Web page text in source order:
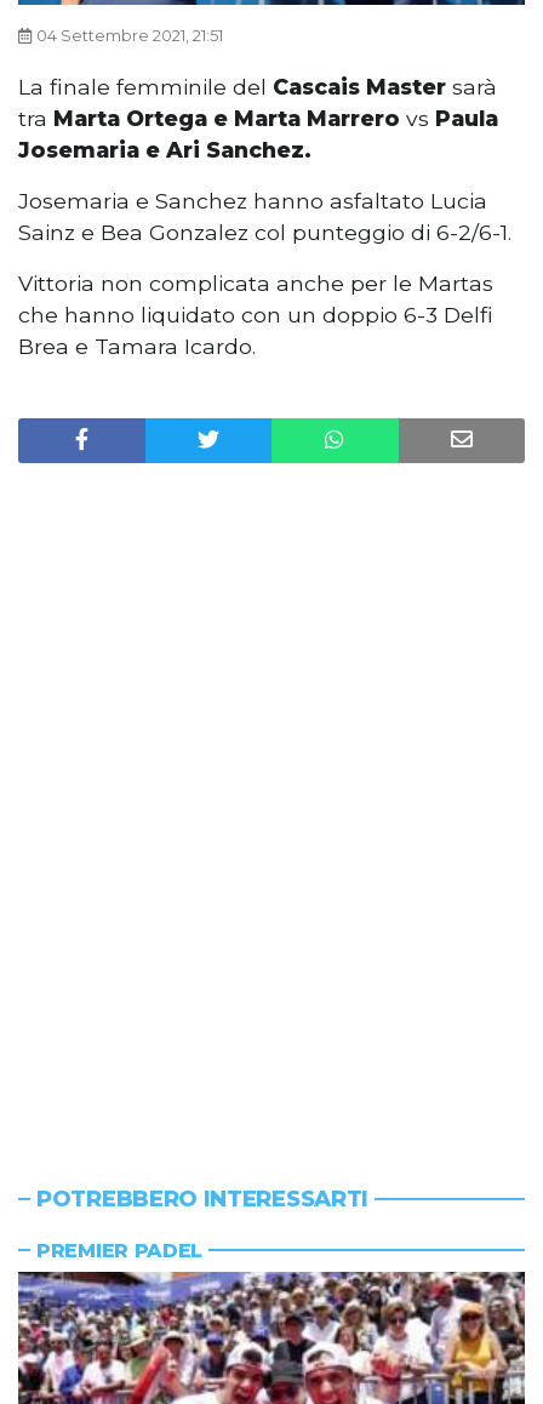
04 Settembre 2021, 21:51
La finale femminile del Cascais Master sarà
tra Marta Ortega e Marta Marrero vs Paula
Josemaria e Ari Sanchez.
Josemaria e Sanchez hanno asfaltato Lucia
Sainz e Bea Gonzalez col punteggio di 6-2/6-1.
Vittoria non complicata anche per le Martas
che hanno liquidato con un doppio 6-3 Delfi
Brea e Tamara Icardo.
POTREBBERO INTERESSARTI
PREMIER PADEL